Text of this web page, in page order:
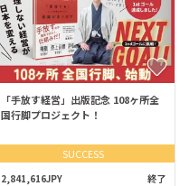
「手放す経営」出版記念 108ヶ所全
国行脚プロジェクト！
SUCCESS
2,841,616JPY 終了